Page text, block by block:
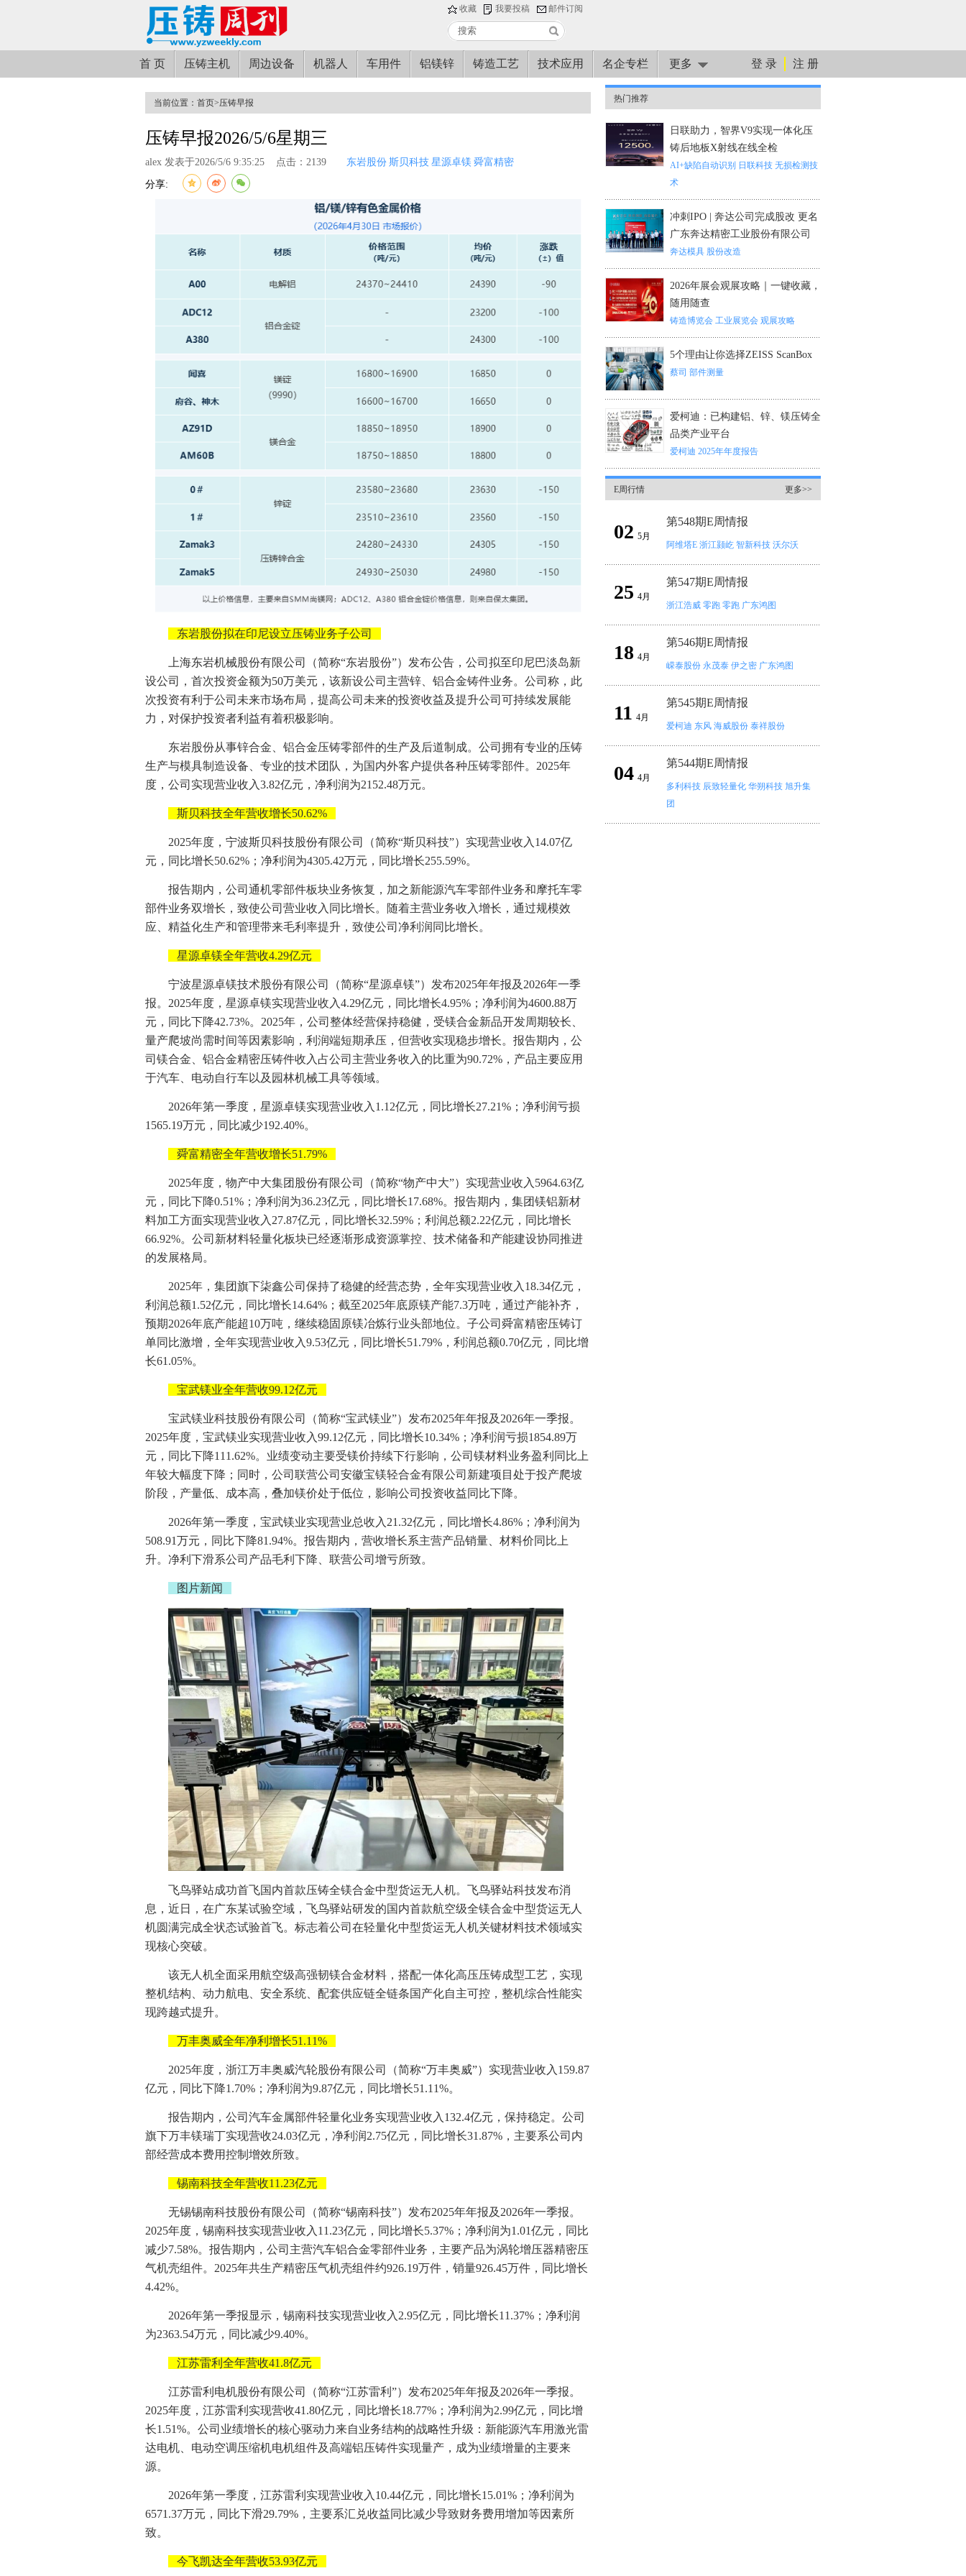
收藏 我要投稿 邮件订阅
首 页 压铸主机 周边设备 机器人 车用件 铝镁锌 铸造工艺 技术应用 名企专栏 更多 登 录 注 册
当前位置： 首页>压铸早报
压铸早报2026/5/6星期三
alex 发表于2026/5/6 9:35:25 点击：2139 东岩股份 斯贝科技 星源卓镁 舜富精密
分享:
东岩股份拟在印尼设立压铸业务子公司
上海东岩机械股份有限公司（简称“东岩股份”）发布公告，公司拟至印尼巴淡岛新
设公司，首次投资金额为50万美元，该新设公司主营锌、铝合金铸件业务。公司称，此
次投资有利于公司未来市场布局，提高公司未来的投资收益及提升公司可持续发展能
力，对保护投资者利益有着积极影响。
东岩股份从事锌合金、铝合金压铸零部件的生产及后道制成。公司拥有专业的压铸
生产与模具制造设备、专业的技术团队，为国内外客户提供各种压铸零部件。2025年
度，公司实现营业收入3.82亿元，净利润为2152.48万元。
斯贝科技全年营收增长50.62%
2025年度，宁波斯贝科技股份有限公司（简称“斯贝科技”）实现营业收入14.07亿
元，同比增长50.62%；净利润为4305.42万元，同比增长255.59%。
报告期内，公司通机零部件板块业务恢复，加之新能源汽车零部件业务和摩托车零
部件业务双增长，致使公司营业收入同比增长。随着主营业务收入增长，通过规模效
应、精益化生产和管理带来毛利率提升，致使公司净利润同比增长。
星源卓镁全年营收4.29亿元
宁波星源卓镁技术股份有限公司（简称“星源卓镁”）发布2025年年报及2026年一季
报。2025年度，星源卓镁实现营业收入4.29亿元，同比增长4.95%；净利润为4600.88万
元，同比下降42.73%。2025年，公司整体经营保持稳健，受镁合金新品开发周期较长、
量产爬坡尚需时间等因素影响，利润端短期承压，但营收实现稳步增长。报告期内，公
司镁合金、铝合金精密压铸件收入占公司主营业务收入的比重为90.72%，产品主要应用
于汽车、电动自行车以及园林机械工具等领域。
2026年第一季度，星源卓镁实现营业收入1.12亿元，同比增长27.21%；净利润亏损
1565.19万元，同比减少192.40%。
舜富精密全年营收增长51.79%
2025年度，物产中大集团股份有限公司（简称“物产中大”）实现营业收入5964.63亿
元，同比下降0.51%；净利润为36.23亿元，同比增长17.68%。报告期内，集团镁铝新材
料加工方面实现营业收入27.87亿元，同比增长32.59%；利润总额2.22亿元，同比增长
66.92%。公司新材料轻量化板块已经逐渐形成资源掌控、技术储备和产能建设协同推进
的发展格局。
2025年，集团旗下柒鑫公司保持了稳健的经营态势，全年实现营业收入18.34亿元，
利润总额1.52亿元，同比增长14.64%；截至2025年底原镁产能7.3万吨，通过产能补齐，
预期2026年底产能超10万吨，继续稳固原镁冶炼行业头部地位。子公司舜富精密压铸订
单同比激增，全年实现营业收入9.53亿元，同比增长51.79%，利润总额0.70亿元，同比增
长61.05%。
宝武镁业全年营收99.12亿元
宝武镁业科技股份有限公司（简称“宝武镁业”）发布2025年年报及2026年一季报。
2025年度，宝武镁业实现营业收入99.12亿元，同比增长10.34%；净利润亏损1854.89万
元，同比下降111.62%。业绩变动主要受镁价持续下行影响，公司镁材料业务盈利同比上
年较大幅度下降；同时，公司联营公司安徽宝镁轻合金有限公司新建项目处于投产爬坡
阶段，产量低、成本高，叠加镁价处于低位，影响公司投资收益同比下降。
2026年第一季度，宝武镁业实现营业总收入21.32亿元，同比增长4.86%；净利润为
508.91万元，同比下降81.94%。报告期内，营收增长系主营产品销量、材料价同比上
升。净利下滑系公司产品毛利下降、联营公司增亏所致。
图片新闻
飞鸟驿站成功首飞国内首款压铸全镁合金中型货运无人机。飞鸟驿站科技发布消
息，近日，在广东某试验空域，飞鸟驿站研发的国内首款航空级全镁合金中型货运无人
机圆满完成全状态试验首飞。标志着公司在轻量化中型货运无人机关键材料技术领域实
现核心突破。
该无人机全面采用航空级高强韧镁合金材料，搭配一体化高压压铸成型工艺，实现
整机结构、动力航电、安全系统、配套供应链全链条国产化自主可控，整机综合性能实
现跨越式提升。
万丰奥威全年净利增长51.11%
2025年度，浙江万丰奥威汽轮股份有限公司（简称“万丰奥威”）实现营业收入159.87
亿元，同比下降1.70%；净利润为9.87亿元，同比增长51.11%。
报告期内，公司汽车金属部件轻量化业务实现营业收入132.4亿元，保持稳定。公司
旗下万丰镁瑞丁实现营收24.03亿元，净利润2.75亿元，同比增长31.87%，主要系公司内
部经营成本费用控制增效所致。
锡南科技全年营收11.23亿元
无锡锡南科技股份有限公司（简称“锡南科技”）发布2025年年报及2026年一季报。
2025年度，锡南科技实现营业收入11.23亿元，同比增长5.37%；净利润为1.01亿元，同比
减少7.58%。报告期内，公司主营汽车铝合金零部件业务，主要产品为涡轮增压器精密压
气机壳组件。2025年共生产精密压气机壳组件约926.19万件，销量926.45万件，同比增长
4.42%。
2026年第一季报显示，锡南科技实现营业收入2.95亿元，同比增长11.37%；净利润
为2363.54万元，同比减少9.40%。
江苏雷利全年营收41.8亿元
江苏雷利电机股份有限公司（简称“江苏雷利”）发布2025年年报及2026年一季报。
2025年度，江苏雷利实现营收41.80亿元，同比增长18.77%；净利润为2.99亿元，同比增
长1.51%。公司业绩增长的核心驱动力来自业务结构的战略性升级：新能源汽车用激光雷
达电机、电动空调压缩机电机组件及高端铝压铸件实现量产，成为业绩增量的主要来
源。
2026年第一季度，江苏雷利实现营业收入10.44亿元，同比增长15.01%；净利润为
6571.37万元，同比下滑29.79%，主要系汇兑收益同比减少导致财务费用增加等因素所
致。
今飞凯达全年营收53.93亿元
热门推荐
日联助力，智界V9实现一体化压
铸后地板X射线在线全检
AI+缺陷自动识别 日联科技 无损检测技
术
冲刺IPO | 奔达公司完成股改 更名
广东奔达精密工业股份有限公司
奔达模具 股份改造
2026年展会观展攻略｜一键收藏，
随用随查
铸造博览会 工业展览会 观展攻略
5个理由让你选择ZEISS ScanBox
蔡司 部件测量
爱柯迪：已构建铝、锌、镁压铸全
品类产业平台
爱柯迪 2025年年度报告
E周行情 更多>>
02 5月
第548期E周情报
阿维塔E 浙江颢屹 智新科技 沃尔沃
25 4月
第547期E周情报
浙江浩威 零跑 零跑 广东鸿图
18 4月
第546期E周情报
嵘泰股份 永茂泰 伊之密 广东鸿图
11 4月
第545期E周情报
爱柯迪 东风 海威股份 泰祥股份
04 4月
第544期E周情报
多利科技 辰致轻量化 华朔科技 旭升集
团